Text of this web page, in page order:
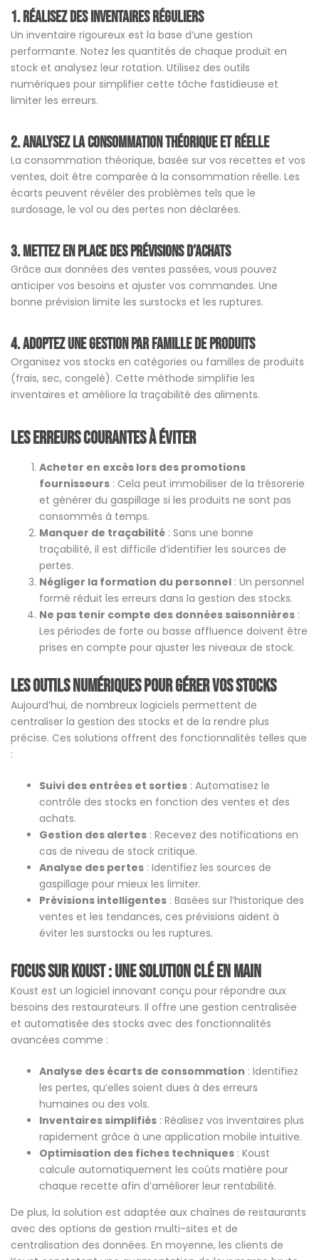
1. Réalisez des inventaires réguliers
Un inventaire rigoureux est la base d’une gestion
performante. Notez les quantités de chaque produit en
stock et analysez leur rotation. Utilisez des outils
numériques pour simplifier cette tâche fastidieuse et
limiter les erreurs.
2. Analysez la consommation théorique et réelle
La consommation théorique, basée sur vos recettes et vos
ventes, doit être comparée à la consommation réelle. Les
écarts peuvent révéler des problèmes tels que le
surdosage, le vol ou des pertes non déclarées.
3. Mettez en place des prévisions d’achats
Grâce aux données des ventes passées, vous pouvez
anticiper vos besoins et ajuster vos commandes. Une
bonne prévision limite les surstocks et les ruptures.
4. Adoptez une gestion par famille de produits
Organisez vos stocks en catégories ou familles de produits
(frais, sec, congelé). Cette méthode simplifie les
inventaires et améliore la traçabilité des aliments.
Les erreurs courantes à éviter
Acheter en excès lors des promotions
fournisseurs : Cela peut immobiliser de la trésorerie
et générer du gaspillage si les produits ne sont pas
consommés à temps.
Manquer de traçabilité : Sans une bonne
traçabilité, il est difficile d’identifier les sources de
pertes.
Négliger la formation du personnel : Un personnel
formé réduit les erreurs dans la gestion des stocks.
Ne pas tenir compte des données saisonnières :
Les périodes de forte ou basse affluence doivent être
prises en compte pour ajuster les niveaux de stock.
Les outils numériques pour gérer vos stocks
Aujourd’hui, de nombreux logiciels permettent de
centraliser la gestion des stocks et de la rendre plus
précise. Ces solutions offrent des fonctionnalités telles que
:
Suivi des entrées et sorties : Automatisez le
contrôle des stocks en fonction des ventes et des
achats.
Gestion des alertes : Recevez des notifications en
cas de niveau de stock critique.
Analyse des pertes : Identifiez les sources de
gaspillage pour mieux les limiter.
Prévisions intelligentes : Basées sur l’historique des
ventes et les tendances, ces prévisions aident à
éviter les surstocks ou les ruptures.
Focus sur Koust : une solution clé en main
Koust est un logiciel innovant conçu pour répondre aux
besoins des restaurateurs. Il offre une gestion centralisée
et automatisée des stocks avec des fonctionnalités
avancées comme :
Analyse des écarts de consommation : Identifiez
les pertes, qu’elles soient dues à des erreurs
humaines ou des vols​.
Inventaires simplifiés : Réalisez vos inventaires plus
rapidement grâce à une application mobile intuitive.
Optimisation des fiches techniques : Koust
calcule automatiquement les coûts matière pour
chaque recette afin d’améliorer leur rentabilité​​.
De plus, la solution est adaptée aux chaînes de restaurants
avec des options de gestion multi-sites et de
centralisation des données. En moyenne, les clients de